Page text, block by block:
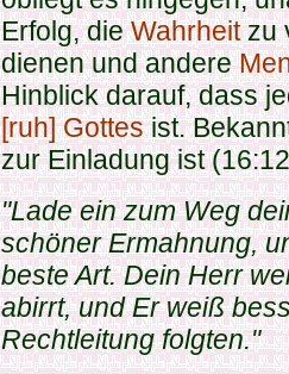
Erfolg, dieWahrheitzu
dienen und andere
Hinblick darauf, dass
[ruh] Gottesist.
zur Einladung ist
"Lade ein zum Weg
schöner Ermahnung,
beste Art. Dein Herr
abirrt, und Er weiß
Rechtleitung folgten."